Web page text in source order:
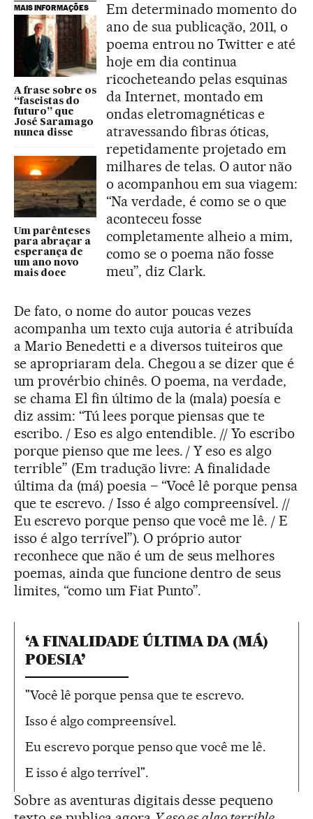
MAIS INFORMAÇÕES
A frase sobre os
“fascistas do
futuro” que
José Saramago
nunca disse
Um parênteses
para abraçar a
esperança de
um ano novo
mais doce
Em determinado momento do
ano de sua publicação, 2011, o
poema entrou no Twitter e até
hoje em dia continua
ricocheteando pelas esquinas
da Internet, montado em
ondas eletromagnéticas e
atravessando fibras óticas,
repetidamente projetado em
milhares de telas. O autor não
o acompanhou em sua viagem:
“Na verdade, é como se o que
aconteceu fosse
completamente alheio a mim,
como se o poema não fosse
meu”, diz Clark.
De fato, o nome do autor poucas vezes
acompanha um texto cuja autoria é atribuída
a Mario Benedetti e a diversos tuiteiros que
se apropriaram dela. Chegou a se dizer que é
um provérbio chinês. O poema, na verdade,
se chama El fin último de la (mala) poesía e
diz assim: “Tú lees porque piensas que te
escribo. / Eso es algo entendible. // Yo escribo
porque pienso que me lees. / Y eso es algo
terrible” (Em tradução livre: A finalidade
última da (má) poesia – “Você lê porque pensa
que te escrevo. / Isso é algo compreensível. //
Eu escrevo porque penso que você me lê. / E
isso é algo terrível”). O próprio autor
reconhece que não é um de seus melhores
poemas, ainda que funcione dentro de seus
limites, “como um Fiat Punto”.
‘A FINALIDADE ÚLTIMA DA (MÁ)
POESIA’
"Você lê porque pensa que te escrevo.
Isso é algo compreensível.
Eu escrevo porque penso que você me lê.
E isso é algo terrível".
Sobre as aventuras digitais desse pequeno